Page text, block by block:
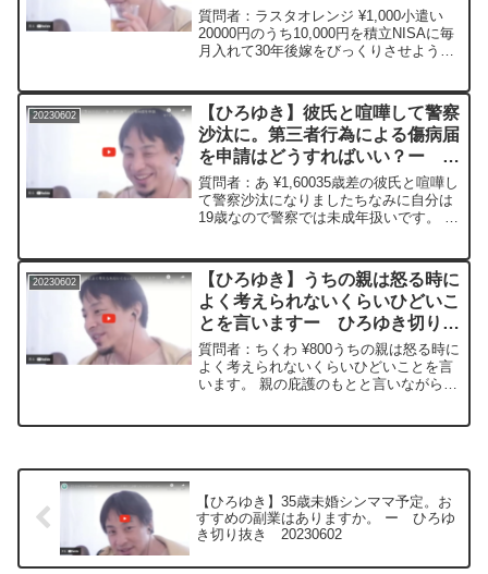
20230602
質問者：ラスタオレンジ ¥1,000小遣い
20000円のうち10,000円を積立NISAに毎
月入れて30年後嫁をびっくりさせようと
＊＊＊文字起こし内容＊＊＊＊＊＊...
20230602
【ひろゆき】彼氏と喧嘩して警察
沙汰に。第三者行為による傷病届
を申請はどうすればいい？ー ひ
ろゆき切り抜き 20230602
質問者：あ ¥1,60035歳差の彼氏と喧嘩し
て警察沙汰になりましたちなみに自分は
19歳なので警察では未成年扱いです。 現
左足あざがあると診断され病院から 「第
三...
20230602
【ひろゆき】うちの親は怒る時に
よく考えられないくらいひどいこ
とを言いますー ひろゆき切り抜
き 20230602
質問者：ちくわ ¥800うちの親は怒る時に
よく考えられないくらいひどいことを言
います。 親の庇護のもとと言いながら、
【ひろゆき】35歳未婚シンママ予定。お
すすめの副業はありますか。 ー ひろゆ
き切り抜き 20230602